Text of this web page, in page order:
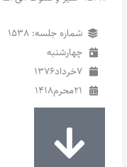
شماره جلسه: 1538
چهارشنبه
7خرداد1376
21محرم1418